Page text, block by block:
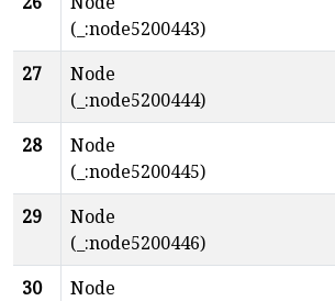
(_:node5200443)
27
Node
(_:node5200444)
28
Node
(_:node5200445)
29
Node
(_:node5200446)
30
Node